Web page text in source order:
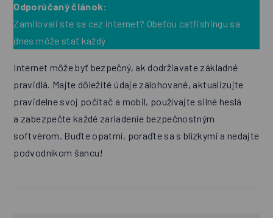
Odporúčaný článok:
Zamilovali ste sa cez internet? Obeťou catfishingu sa
dnes môže stať každý
Internet môže byť bezpečný, ak dodržiavate základné
pravidlá. Majte dôležité údaje zálohované, aktualizujte
pravidelne svoj počítač a mobil, používajte silné heslá
a zabezpečte každé zariadenie bezpečnostným
softvérom. Buďte opatrní, poraďte sa s blízkymi a nedajte
podvodníkom šancu!